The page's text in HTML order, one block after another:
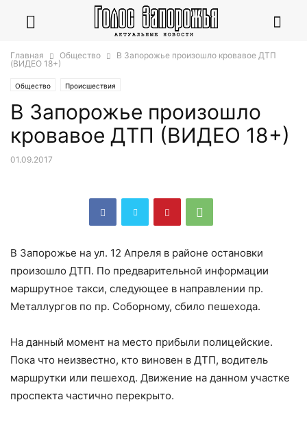
Главная Общество
В Запорожье произошло кровавое ДТП
(ВИДЕО 18+)
Общество Происшествия
В Запорожье произошло
кровавое ДТП (ВИДЕО 18+)
01.09.2017
В Запорожье на ул. 12 Апреля в районе остановки
произошло ДТП. По предварительной информации
маршрутное такси, следующее в направлении пр.
Металлургов по пр. Соборному, сбило пешехода.
На данный момент на место прибыли полицейские.
Пока что неизвестно, кто виновен в ДТП, водитель
маршрутки или пешеход. Движение на данном участке
проспекта частично перекрыто.